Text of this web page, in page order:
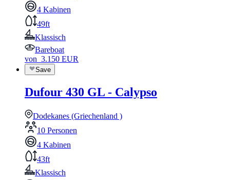
4 Kabinen
49ft
Klassisch
Bareboat
von 3.150 EUR
Save
Dufour 430 GL - Calypso
Dodekanes (Griechenland )
10 Personen
4 Kabinen
43ft
Klassisch